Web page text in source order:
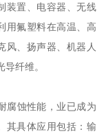
装置、电容器、无线
用氟塑料在高温、高
风、扬声器、机器人
导纤维。
蚀性能，业已成为
其具体应用包括：输